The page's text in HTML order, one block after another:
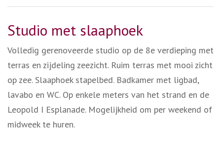
Studio met slaaphoek
Volledig gerenoveerde studio op de 8e verdieping met
terras en zijdeling zeezicht. Ruim terras met mooi zicht
op zee. Slaaphoek stapelbed. Badkamer met ligbad,
lavabo en WC. Op enkele meters van het strand en de
Leopold I Esplanade. Mogelijkheid om per weekend of
midweek te huren.